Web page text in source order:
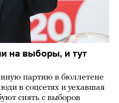
на выборы, и тут
партию в бюллетене
в соцсетях и уехавшая
снять с выборов